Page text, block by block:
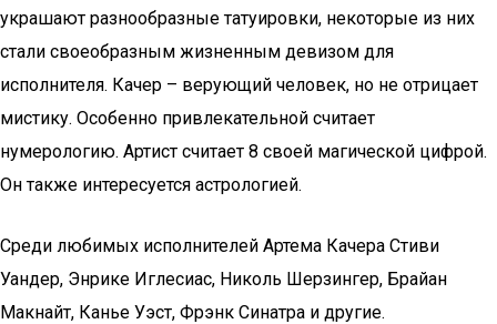
украшают разнообразные татуировки, некоторые из них
стали своеобразным жизненным девизом для
исполнителя. Качер – верующий человек, но не отрицает
мистику. Особенно привлекательной считает
нумерологию. Артист считает 8 своей магической цифрой.
Он также интересуется астрологией.
Среди любимых исполнителей Артема Качера Стиви
Уандер, Энрике Иглесиас, Николь Шерзингер, Брайан
Макнайт, Канье Уэст, Фрэнк Синатра и другие.